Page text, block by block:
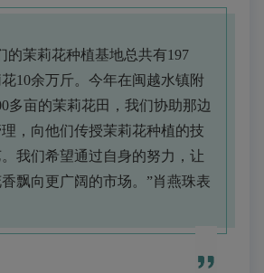
的茉莉花种植基地总共有197
10余万斤。今年在闽越水镇附
多亩的茉莉花田，我们协助那边
，向他们传授茉莉花种植的技
我们希望通过自身的努力，让
飘向更广阔的市场。”肖燕珠表